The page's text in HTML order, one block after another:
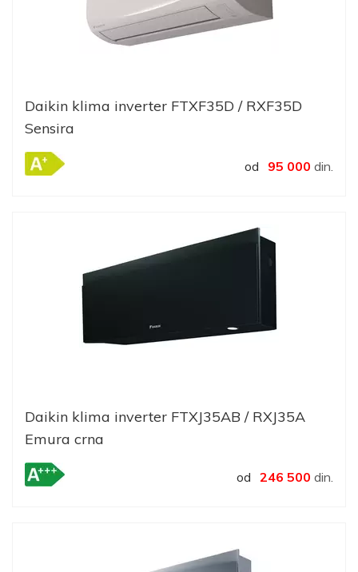
Daikin klima inverter FTXF35D / RXF35D
Sensira
od 95 000 din.
Daikin klima inverter FTXJ35AB / RXJ35A
Emura crna
od 246 500 din.